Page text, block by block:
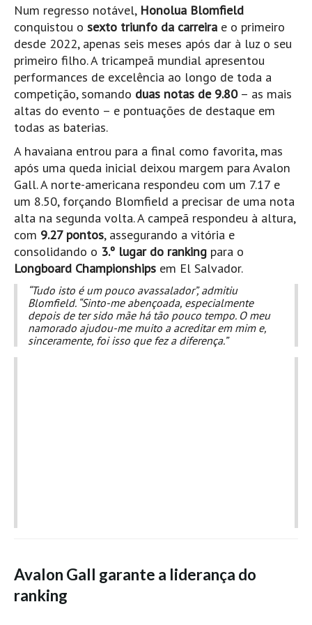
Boardriders Ericeira HD
Ericeira Praias Sul HD
Foz do Lizandro
SINTRA
Praia Grande HD
Praia Grande Panorâmica HD
LINHA DE CASCAIS/ESTORIL
Guincho Norte
São Pedro do estoril
Parede
Carcavelos HD
Carcavelos Secret HD
Carcavelos - Calhau
COSTA DA CAPARICA HD
Costa da Caparica - C.I.Surf HD
Costa da Caparica - Praia Norte HD
Costa da Caparica - Praia CDS - HD
Fuzeta
MADEIRA
Machico HD
Num regresso notável, Honolua Blomfield
conquistou o sexto triunfo da carreira e o primeiro
desde 2022, apenas seis meses após dar à luz o seu
primeiro filho. A tricampeã mundial apresentou
performances de excelência ao longo de toda a
competição, somando duas notas de 9.80– as mais
altas do evento – e pontuações de destaque em
todas as baterias.
A havaiana entrou para a final como favorita, mas
após uma queda inicial deixou margem para Avalon
Gall. A norte-americana respondeu com um 7.17 e
um 8.50, forçando Blomfield a precisar de uma nota
alta na segunda volta. A campeã respondeu à altura,
com 9.27 pontos, assegurando a vitória e
consolidando o 3.º lugar do ranking para o
Longboard Championships em El Salvador.
“Tudo isto é um pouco avassalador”, admitiu
Blomfield. “Sinto-me abençoada, especialmente
depois de ter sido mãe há tão pouco tempo. O meu
namorado ajudou-me muito a acreditar em mim e,
sinceramente, foi isso que fez a diferença.”
Avalon Gall garante a liderança do
ranking